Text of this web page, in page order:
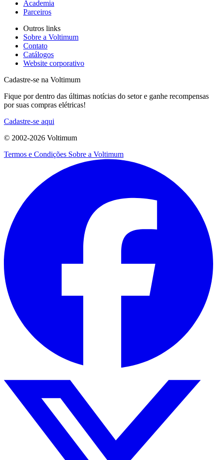
Academia
Parceiros
Outros links
Sobre a Voltimum
Contato
Catálogos
Website corporativo
Cadastre-se na Voltimum
Fique por dentro das últimas notícias do setor e ganhe recompensas
por suas compras elétricas!
Cadastre-se aqui
© 2002-2026 Voltimum
Termos e Condições Sobre a Voltimum